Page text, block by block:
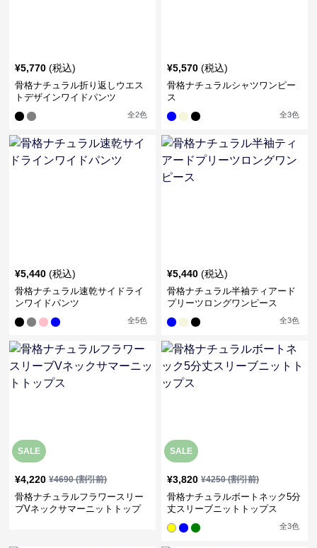
¥5,770 (税込)
骨格ナチュラル折り返しウエス
トデザインワイドパンツ
全2色
¥5,570 (税込)
骨格ナチュラルシャツワンピー
ス
全3色
¥5,440 (税込)
骨格ナチュラル速乾サイドライ
ンワイドパンツ
全5色
¥5,440 (税込)
骨格ナチュラル半袖ティアード
プリーツロングワンピース
全3色
SALE
¥4,220 ¥4690(割引前)
骨格ナチュラルフラワースリー
ブVネックサマーニットトップ
SALE
¥3,820 ¥4250(割引前)
骨格ナチュラルボートネック5分
丈スリーブニットトップス
全3色